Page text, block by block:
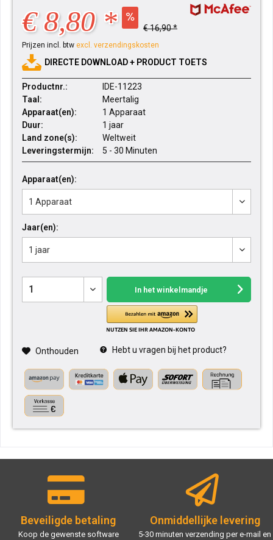
€ 8,80 * € 16,90 *
Prijzen incl. btw excl. verzendingskosten
DIRECTE DOWNLOAD + PRODUCT TOETS
Productnr.:
IDE-11223
Taal:
Meertalig
Apparaat(en):
1 Apparaat
Duur:
1 jaar
Land zone(s):
Weltweit
Leveringstermijn:
5 - 30 Minuten
Apparaat(en):
Jaar(en):
In het winkelmandje
Onthouden Hebt u vragen bij het product?
Beveiligde betaling
Koop de gewenste software
Onmiddellijke levering
5-30 minuten verzending per e-mail en